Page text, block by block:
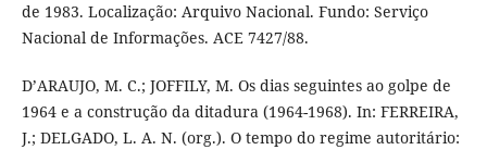
de 1983. Localização: Arquivo Nacional. Fundo: Serviço
Nacional de Informações. ACE 7427/88.
D’ARAUJO, M. C.; JOFFILY, M. Os dias seguintes ao golpe de
1964 e a construção da ditadura (1964-1968). In: FERREIRA,
J.; DELGADO, L. A. N. (org.). O tempo do regime autoritário: